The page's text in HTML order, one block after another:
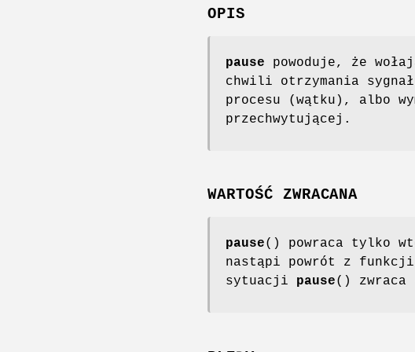
OPIS
pause powoduje, że
chwili otrzymania
procesu (wątku), albo
przechwytującej.
WARTOŚĆ ZWRACANA
pause() powraca tylko
nastąpi powrót z
sytuacji pause()